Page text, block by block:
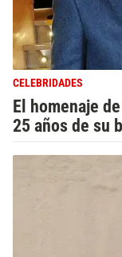
CELEBRIDADES
El homenaje
25 años de su